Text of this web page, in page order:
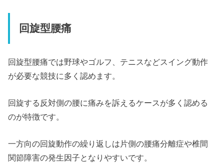
回旋型腰痛
回旋型腰痛では野球やゴルフ、テニスなどスイング動作
が必要な競技に多く認めます。
回旋する反対側の腰に痛みを訴えるケースが多く認める
のが特徴です。
一方向の回旋動作の繰り返しは片側の腰痛分離症や椎間
関節障害の発生因子となりやすいです。